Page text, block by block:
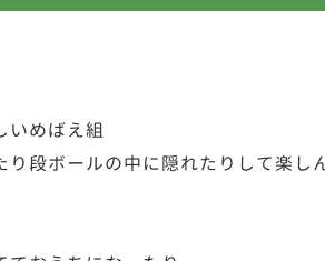
いめばえ組
り段ボールの中に隠れたりして楽し